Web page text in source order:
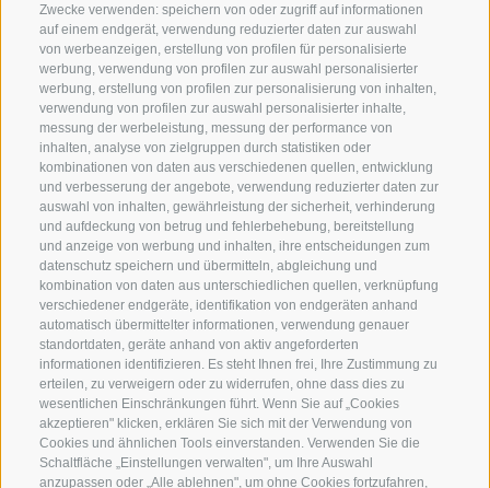
Zwecke verwenden: speichern von oder zugriff auf informationen
auf einem endgerät, verwendung reduzierter daten zur auswahl
von werbeanzeigen, erstellung von profilen für personalisierte
werbung, verwendung von profilen zur auswahl personalisierter
werbung, erstellung von profilen zur personalisierung von inhalten,
verwendung von profilen zur auswahl personalisierter inhalte,
messung der werbeleistung, messung der performance von
inhalten, analyse von zielgruppen durch statistiken oder
kombinationen von daten aus verschiedenen quellen, entwicklung
und verbesserung der angebote, verwendung reduzierter daten zur
auswahl von inhalten, gewährleistung der sicherheit, verhinderung
und aufdeckung von betrug und fehlerbehebung, bereitstellung
und anzeige von werbung und inhalten, ihre entscheidungen zum
datenschutz speichern und übermitteln, abgleichung und
kombination von daten aus unterschiedlichen quellen, verknüpfung
verschiedener endgeräte, identifikation von endgeräten anhand
automatisch übermittelter informationen, verwendung genauer
standortdaten, geräte anhand von aktiv angeforderten
informationen identifizieren. Es steht Ihnen frei, Ihre Zustimmung zu
erteilen, zu verweigern oder zu widerrufen, ohne dass dies zu
wesentlichen Einschränkungen führt. Wenn Sie auf „Cookies
akzeptieren" klicken, erklären Sie sich mit der Verwendung von
Cookies und ähnlichen Tools einverstanden. Verwenden Sie die
Schaltfläche „Einstellungen verwalten", um Ihre Auswahl
anzupassen oder „Alle ablehnen", um ohne Cookies fortzufahren,
SERVICE
Kontakt
Wetter & Lawinen
FAQ & AGB
Schwierigkeitseinteilung
Reisetaschen & Dry Bag
Newsletter
Leihausrüstung
Login
Bezahlung
Partner
Pauschalreiserichtlinie
ON TOUR
Wir
Winterprogramm
Sommerprogramm